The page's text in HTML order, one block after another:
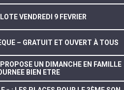
VENDREDI 9 FEVRIER
– GRATUIT ET OUVERT À TOUS
UN DIMANCHE EN FAMILLE
BIEN ETRE